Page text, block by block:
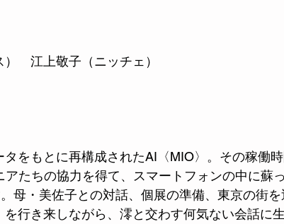
）　江上敬子（ニッチェ）
をもとに再構成されたAI〈MIO〉。その稼働
たちの協力を得て、スマートフォンの中に蘇
母・美佐子との対話、個展の準備、東京の街
行き来しながら、澪と交わす何気ない会話に